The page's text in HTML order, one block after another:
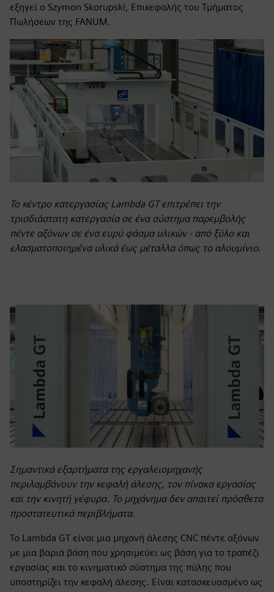
εξηγεί ο Szymon Skorupski, Επικεφαλής του Τμήματος
Πωλήσεων της FANUM.
Το κέντρο κατεργασίας Lambda GT επιτρέπει την
τρισδιάστατη κατεργασία σε ένα σύστημα παρεμβολής
πέντε αξόνων σε ένα ευρύ φάσμα υλικών - από ξύλο και
ελασματοποιημένα υλικά έως μέταλλα όπως το αλουμίνιο.
Σημαντικά εξαρτήματα της εργαλειομηχανής
περιλαμβάνουν την κεφαλή άλεσης, τον πίνακα εργασίας
και την κινητή γέφυρα. Το μηχάνημα δεν απαιτεί πρόσθετα
προστατευτικά περιβλήματα.
Το Lambda GT είναι μια μηχανή άλεσης CNC πέντε αξόνων
με μια βαριά βάση που χρησιμεύει ως βάση για το τραπέζι
εργασίας και το κινηματικό σύστημα της πύλης που
υποστηρίζει την κεφαλή άλεσης. Είναι κατασκευασμένο ως